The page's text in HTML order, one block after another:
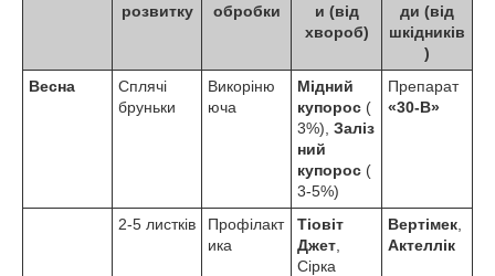
розвитку
обробки
и (від
хвороб)
ди (від
шкідників
)
Весна
Сплячі
бруньки
Викоріню
юча
Мідний
купорос (
3%), Заліз
ний
купорос (
3-5%)
Препарат
«30-В»
2-5 листків
Профілакт
ика
Тіовіт
Джет
Сірка
Вертімек
Актеллік